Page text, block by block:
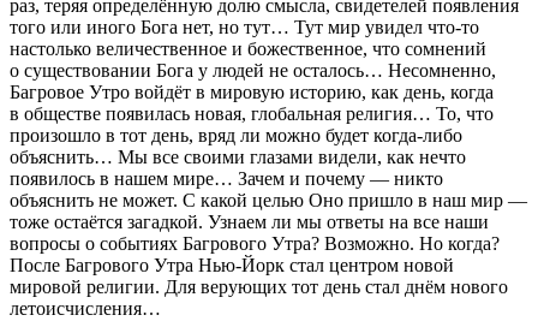
раз, теряя определённую долю смысла, свидетелей появления
того или иного Бога нет, но тут… Тут мир увидел что-то
настолько величественное и божественное, что сомнений
о существовании Бога у людей не осталось… Несомненно,
Багровое Утро войдёт в мировую историю, как день, когда
в обществе появилась новая, глобальная религия… То, что
произошло в тот день, вряд ли можно будет когда-либо
объяснить… Мы все своими глазами видели, как нечто
появилось в нашем мире… Зачем и почему — никто
объяснить не может. С какой целью Оно пришло в наш мир —
тоже остаётся загадкой. Узнаем ли мы ответы на все наши
вопросы о событиях Багрового Утра? Возможно. Но когда?
После Багрового Утра Нью-Йорк стал центром новой
мировой религии. Для верующих тот день стал днём нового
летоисчисления…